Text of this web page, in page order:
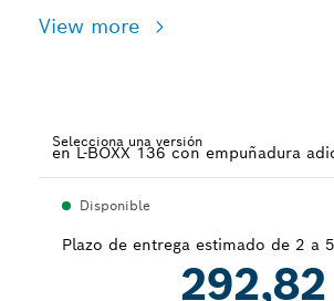
View more
Selecciona una versión
closedDisponible
Plazo de entrega estimado de 2 a